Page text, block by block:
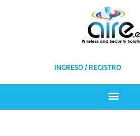
INGRESO / REGISTRO